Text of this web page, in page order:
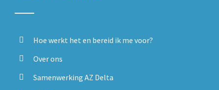
Hoe werkt het en bereid ik me voor?
Over ons
Samenwerking AZ Delta